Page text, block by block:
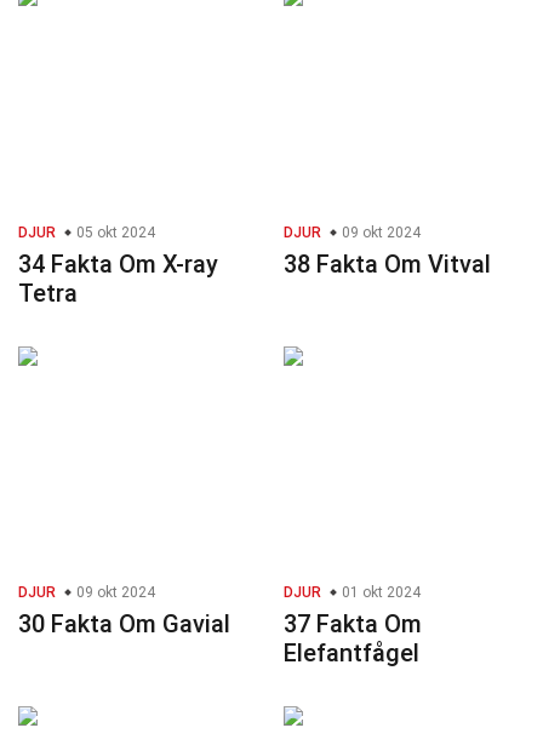
DJUR 05 okt 2024
34 Fakta Om X-ray
Tetra
DJUR 09 okt 2024
38 Fakta Om Vitval
DJUR 09 okt 2024
30 Fakta Om Gavial
DJUR 01 okt 2024
37 Fakta Om
Elefantfågel